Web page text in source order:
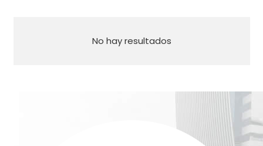
No hay resultados